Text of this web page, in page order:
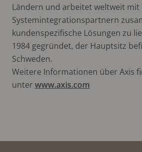
Ländern und arbeitet weltweit mit
Systemintegrationspartnern
kundenspezifische Lösungen zu
1984 gegründet, der Hauptsitz
Schweden.
Weitere Informationen über Axis
unter www.axis.com